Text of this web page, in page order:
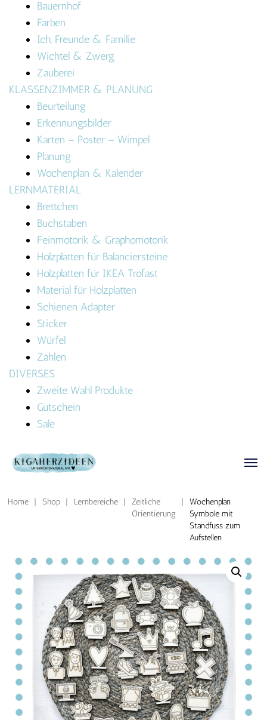
Bauernhof
Farben
Ich, Freunde & Familie
Wichtel & Zwerg
Zauberei
KLASSENZIMMER & PLANUNG
Beurteilung
Erkennungsbilder
Karten – Poster – Wimpel
Planung
Wochenplan & Kalender
LERNMATERIAL
Brettchen
Buchstaben
Feinmotorik & Graphomotorik
Holzplatten für Balanciersteine
Holzplatten für IKEA Trofast
Material für Holzplatten
Schienen Adapter
Sticker
Würfel
Zahlen
DIVERSES
Zweite Wahl Produkte
Gutschein
Sale
Home | Shop | Lernbereiche |
Zeitliche
Orientierung
|
Wochenplan
Symbole mit
Standfuss zum
Aufstellen